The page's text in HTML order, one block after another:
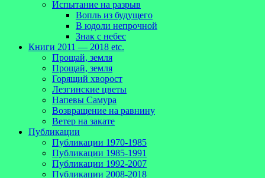
Испытание на разрыв
Вопль из будущего
В юдоли непрочной
Знак с небес
Книги 2011 — 2018 etc.
Прощай, земля
Прощай, земля
Горящий хворост
Лезгинские цветы
Напевы Самура
Возвращение на равнину
Ветер на закате
Публикации
Публикации 1970-1985
Публикации 1985-1991
Публикации 1992-2007
Публикации 2008-2018